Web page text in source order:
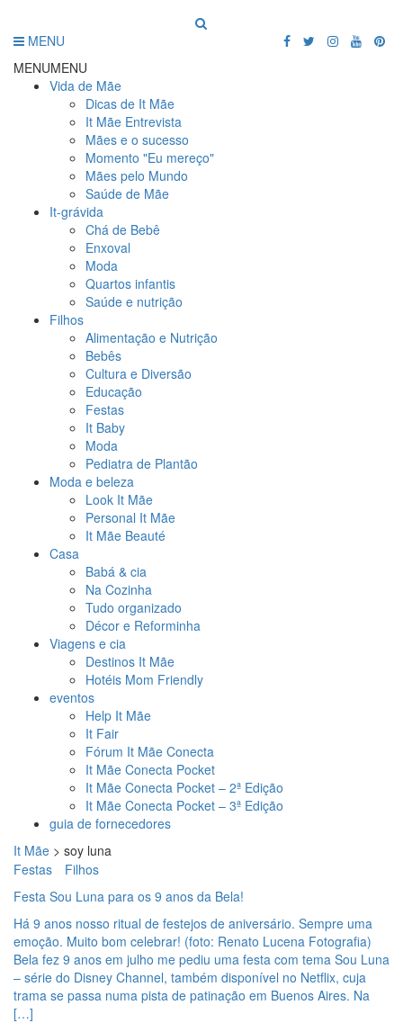
MENU
MENUMENU
Vida de Mãe
Dicas de It Mãe
It Mãe Entrevista
Mães e o sucesso
Momento "Eu mereço"
Mães pelo Mundo
Saúde de Mãe
It-grávida
Chá de Bebê
Enxoval
Moda
Quartos infantis
Saúde e nutrição
Filhos
Alimentação e Nutrição
Bebês
Cultura e Diversão
Educação
Festas
It Baby
Moda
Pediatra de Plantão
Moda e beleza
Look It Mãe
Personal It Mãe
It Mãe Beauté
Casa
Babá & cia
Na Cozinha
Tudo organizado
Décor e Reforminha
Viagens e cia
Destinos It Mãe
Hotéis Mom Friendly
eventos
Help It Mãe
It Fair
Fórum It Mãe Conecta
It Mãe Conecta Pocket
It Mãe Conecta Pocket – 2ª Edição
It Mãe Conecta Pocket – 3ª Edição
guia de fornecedores
It Mãe > soy luna
Festas
Filhos
Festa Sou Luna para os 9 anos da Bela!
Há 9 anos nosso ritual de festejos de aniversário. Sempre uma
emoção. Muito bom celebrar! (foto: Renato Lucena Fotografia)
Bela fez 9 anos em julho me pediu uma festa com tema Sou Luna
– série do Disney Channel, também disponível no Netflix, cuja
trama se passa numa pista de patinação em Buenos Aires. Na
[…]